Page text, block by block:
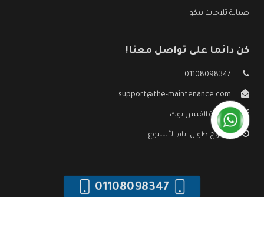
صيانة ثلاجات بيكو
كن دائما على تواصل معنا!
01108098347
support@the-maintenance.com
صفحة الفيس بوك
مفتوح طوال ايام الأسبوع
01108098347